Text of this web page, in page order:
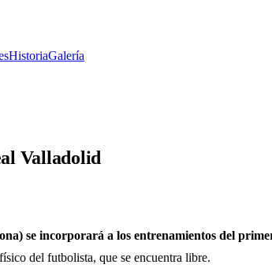
HistoriaGalería
Valladolid
se incorporará a los entrenamientos del
del futbolista, que se encuentra libre.